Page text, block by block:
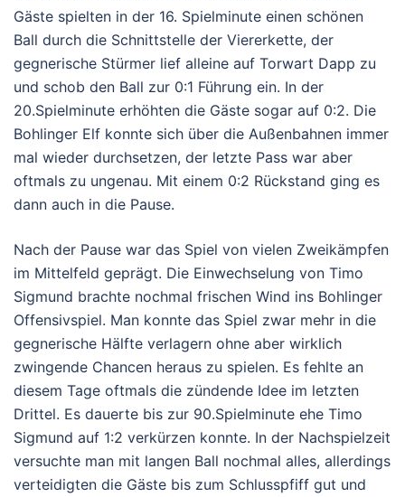
Gäste spielten in der 16. Spielminute einen schönen
Ball durch die Schnittstelle der Viererkette, der
gegnerische Stürmer lief alleine auf Torwart Dapp zu
und schob den Ball zur 0:1 Führung ein. In der
20.Spielminute erhöhten die Gäste sogar auf 0:2. Die
Bohlinger Elf konnte sich über die Außenbahnen immer
mal wieder durchsetzen, der letzte Pass war aber
oftmals zu ungenau. Mit einem 0:2 Rückstand ging es
dann auch in die Pause.
Nach der Pause war das Spiel von vielen Zweikämpfen
im Mittelfeld geprägt. Die Einwechselung von Timo
Sigmund brachte nochmal frischen Wind ins Bohlinger
Offensivspiel. Man konnte das Spiel zwar mehr in die
gegnerische Hälfte verlagern ohne aber wirklich
zwingende Chancen heraus zu spielen. Es fehlte an
diesem Tage oftmals die zündende Idee im letzten
Drittel. Es dauerte bis zur 90.Spielminute ehe Timo
Sigmund auf 1:2 verkürzen konnte. In der Nachspielzeit
versuchte man mit langen Ball nochmal alles, allerdings
verteidigten die Gäste bis zum Schlusspfiff gut und